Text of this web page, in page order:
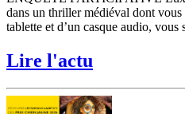
dans un thriller médiéval dont vous
tablette et d’un casque audio,
Lire l'actu